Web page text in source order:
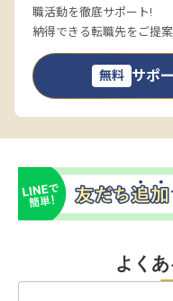
職活動を徹底サポート!
納得できる転職先をご提案
無料 サポ
よく